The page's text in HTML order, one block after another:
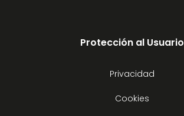
Protección al Usuario
Privacidad
Cookies